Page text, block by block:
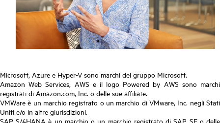
Microsoft, Azure e Hyper-V sono marchi del gruppo Microsoft.
Amazon Web Services, AWS e il logo Powered by AWS sono marchi
registrati di Amazon.com, Inc. o delle sue affiliate.
VMWare è un marchio registrato o un marchio di VMware, Inc. negli Stati
Uniti e/o in altre giurisdizioni.
SAP S/4HANA è un marchio o un marchio registrato di SAP SE o delle